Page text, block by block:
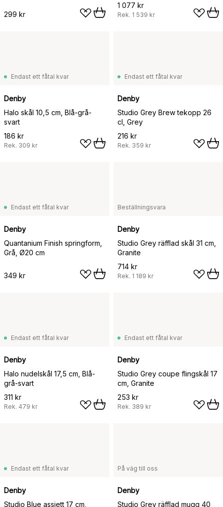
299 kr
1 077 kr
Rek. 1 539 kr
Endast ett fåtal kvar
Denby
Halo skål 10,5 cm, Blå-grå-
svart
186 kr
Rek. 309 kr
Endast ett fåtal kvar
Denby
Studio Grey Brew tekopp 26
cl, Grey
216 kr
Rek. 359 kr
Endast ett fåtal kvar
Denby
Quantanium Finish springform,
Grå, Ø20 cm
349 kr
Beställningsvara
Denby
Studio Grey räfflad skål 31 cm,
Granite
714 kr
Rek. 1 189 kr
Endast ett fåtal kvar
Denby
Halo nudelskål 17,5 cm, Blå-
grå-svart
311 kr
Rek. 479 kr
Endast ett fåtal kvar
Denby
Studio Grey coupe flingskål 17
cm, Granite
253 kr
Rek. 389 kr
Endast ett fåtal kvar
Denby
Studio Blue assiett 17 cm,
På väg till oss
Denby
Studio Grey räfflad mugg 40